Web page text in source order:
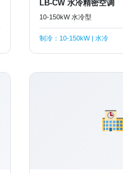
LB-CW 水冷精密空调
10-150kW 水冷型
制冷：10-150kW | 水冷